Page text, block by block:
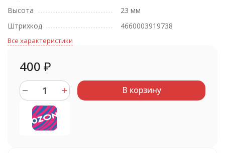
Высота
23 мм
Штрихкод
4660003919738
Все характеристики
400 ₽
В корзину